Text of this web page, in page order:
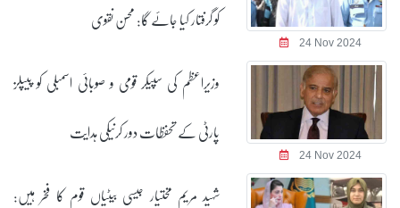
24 Nov 2024
کو گرفتار کیا جائے گا: محسن نقوی
24 Nov 2024
وزیراعظم کی سپیکر قومی و صوبائی اسمبلی کو پیپلز
پارٹی کے تحفظات دور کرنیکی ہدایت
شہید مریم مختیار جیسی بیٹیاں قوم کا فخر ہیں: